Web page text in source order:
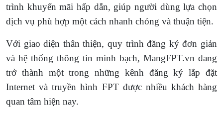
trình khuyến mãi hấp dẫn, giúp người dùng lựa chọn
dịch vụ phù hợp một cách nhanh chóng và thuận tiện.
Với giao diện thân thiện, quy trình đăng ký đơn giản
và hệ thống thông tin minh bạch, MangFPT.vn đang
trở thành một trong những kênh đăng ký lắp đặt
Internet và truyền hình FPT được nhiều khách hàng
quan tâm hiện nay.